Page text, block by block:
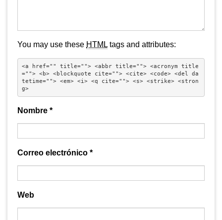
You may use these HTML tags and attributes:
<a href="" title=""> <abbr title=""> <acronym title
=""> <b> <blockquote cite=""> <cite> <code> <del da
tetime=""> <em> <i> <q cite=""> <s> <strike> <stron
g>
Nombre *
Correo electrónico *
Web